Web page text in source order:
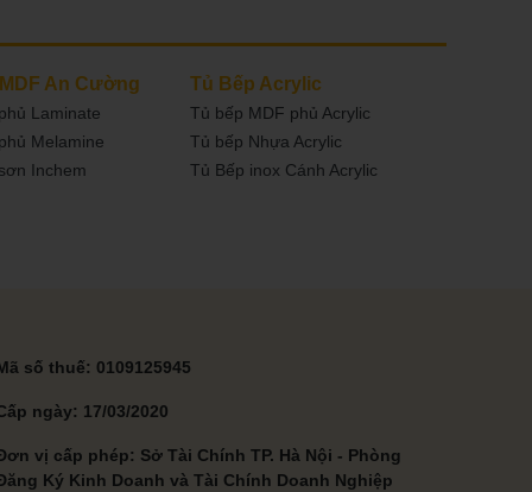
An Cường
Laminate
Melamine
Inchem
Tủ Bếp Acrylic
Tủ bếp MDF phủ Acrylic
Tủ bếp Nhựa Acrylic
Tủ Bếp inox Cánh Acrylic
số thuế: 0109125945
ngày: 17/03/2020
vị cấp phép: Sở Tài Chính TP. Hà Nội - Phòng
Ký Kinh Doanh và Tài Chính Doanh Nghiệp